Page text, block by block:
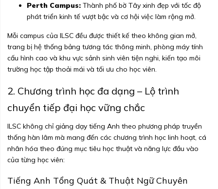
Perth Campus: Thành phố bờ Tây xinh đẹp với tốc độ
phát triển kinh tế vượt bậc và cơ hội việc làm rộng mở.
Mỗi campus của ILSC đều được thiết kế theo không gian mở,
trang bị hệ thống bảng tương tác thông minh, phòng máy tính
cấu hình cao và khu vực sảnh sinh viên tiện nghi, kiến tạo môi
trường học tập thoải mái và tối ưu cho học viên.
2. Chương trình học đa dạng – Lộ trình
chuyển tiếp đại học vững chắc
ILSC không chỉ giảng dạy tiếng Anh theo phương pháp truyền
thống hàn lâm mà mang đến các chương trình học linh hoạt, cá
nhân hóa theo đúng mục tiêu học thuật và năng lực đầu vào
của từng học viên:
Tiếng Anh Tổng Quát & Thuật Ngữ Chuyên